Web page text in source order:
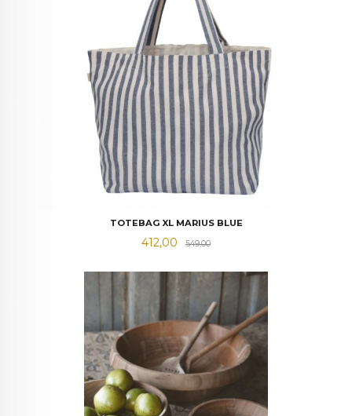
TOTEBAG XL MARIUS BLUE
Tilbud
412,00 549,00Rabatt